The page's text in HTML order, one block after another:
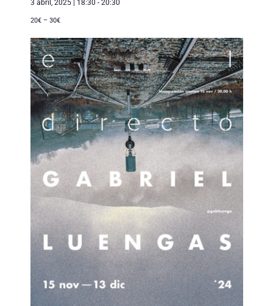
3 abril, 2025 | 18:30 - 20:30
20€ – 30€